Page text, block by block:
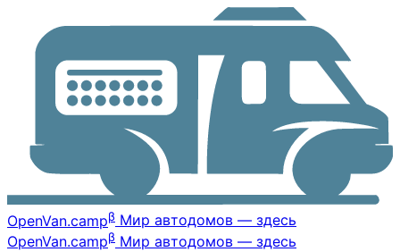
OpenVan.campβ Мир автодомов — здесь
OpenVan.campβ Мир автодомов — здесь